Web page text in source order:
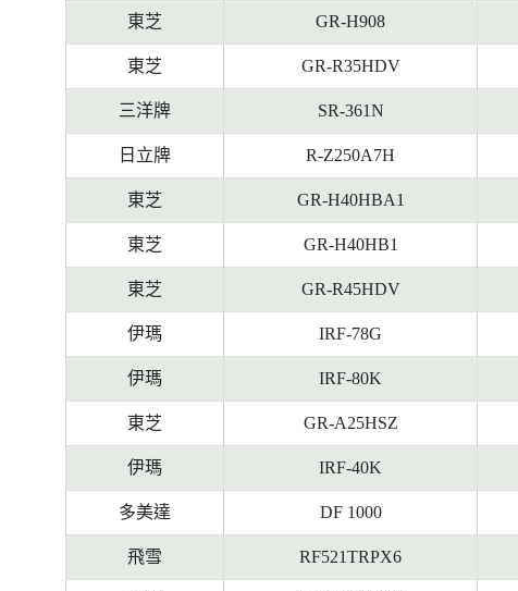
的
源
東芝 GR-H908
東芝 GR-R35HDV
三洋牌 SR-361N
日立牌 R-Z250A7H
東芝 GR-H40HBA1
東芝 GR-H40HB1
東芝 GR-R45HDV
伊瑪 IRF-78G
伊瑪 IRF-80K
東芝 GR-A25HSZ
伊瑪 IRF-40K
多美達 DF 1000
飛雪 RF521TRPX6